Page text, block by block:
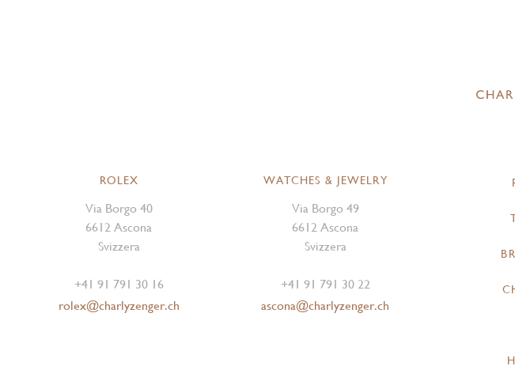
ROLEX
Via Borgo 40
6612 Ascona
Svizzera
+41 91 791 30 16
rolex@charlyzenger.ch
WATCHES & JEWELRY
Via Borgo 49
6612 Ascona
Svizzera
+41 91 791 30 22
ascona@charlyzenger.ch